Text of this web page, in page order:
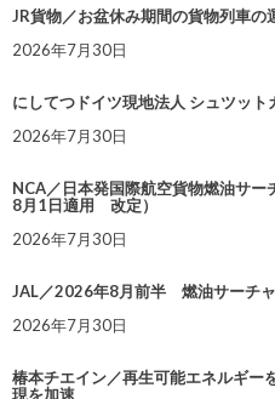
JR貨物／お盆休み期間の貨物列車の
2026年7月30日
にしてつドイツ現地法人 シュツッ
2026年7月30日
NCA／日本発国際航空貨物燃油サ
8月1日適用 改定）
2026年7月30日
JAL／2026年8月前半 燃油サーチ
2026年7月30日
椿本チエイン／再生可能エネルギー
現を加速